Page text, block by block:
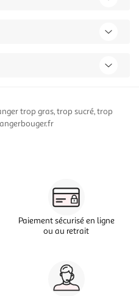
trop gras, trop sucré, trop
Paiement sécurisé en ligne
ou au retrait